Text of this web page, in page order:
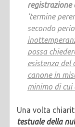
registrazione
‘termine
secondo
possa
esistenza
canone in
minimo di cui
Una volta
testuale della